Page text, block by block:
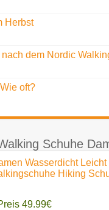
Herbst
dem Nordic
oft?
Schuhe
Wasserdicht Leicht
Hiking
49.99€